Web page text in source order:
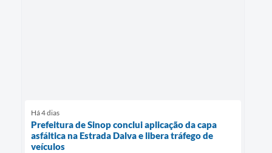
Há 4 dias
Prefeitura de Sinop conclui aplicação da capa
asfáltica na Estrada Dalva e libera tráfego de
veículos